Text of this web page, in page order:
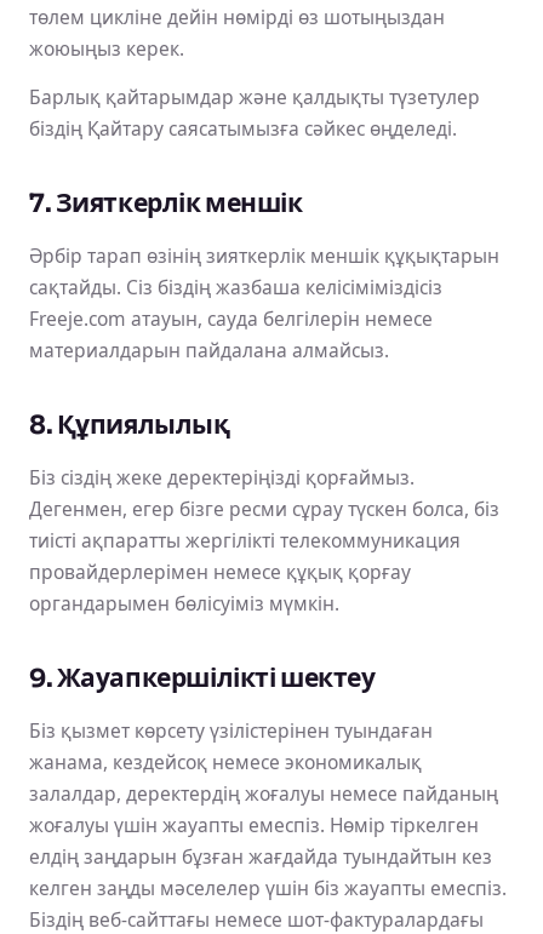
төлем цикліне дейін нөмірді өз шотыңыздан
жоюыңыз керек.
Барлық қайтарымдар және қалдықты түзетулер
біздің Қайтару саясатымызға сәйкес өңделеді.
7. Зияткерлік меншік
Әрбір тарап өзінің зияткерлік меншік құқықтарын
сақтайды. Сіз біздің жазбаша келісіміміздісіз
Freeje.com атауын, сауда белгілерін немесе
материалдарын пайдалана алмайсыз.
8. Құпиялылық
Біз сіздің жеке деректеріңізді қорғаймыз.
Дегенмен, егер бізге ресми сұрау түскен болса, біз
тиісті ақпаратты жергілікті телекоммуникация
провайдерлерімен немесе құқық қорғау
органдарымен бөлісуіміз мүмкін.
9. Жауапкершілікті шектеу
Біз қызмет көрсету үзілістерінен туындаған
жанама, кездейсоқ немесе экономикалық
залалдар, деректердің жоғалуы немесе пайданың
жоғалуы үшін жауапты емеспіз. Нөмір тіркелген
елдің заңдарын бұзған жағдайда туындайтын кез
келген заңды мәселелер үшін біз жауапты емеспіз.
Біздің веб-сайттағы немесе шот-фактуралардағы